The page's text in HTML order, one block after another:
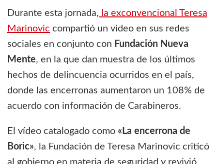
Durante esta jornada, la exconvencional Teresa
Marinovic compartió un video en sus redes
sociales en conjunto con Fundación Nueva
Mente, en la que dan muestra de los últimos
hechos de delincuencia ocurridos en el país,
donde las encerronas aumentaron un 108% de
acuerdo con información de Carabineros.
El vídeo catalogado como «La encerrona de
Boric», la Fundación de Teresa Marinovic criticó
al gobierno en materia de seguridad y revivió